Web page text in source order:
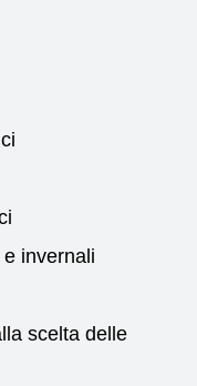
invernali
scelta delle